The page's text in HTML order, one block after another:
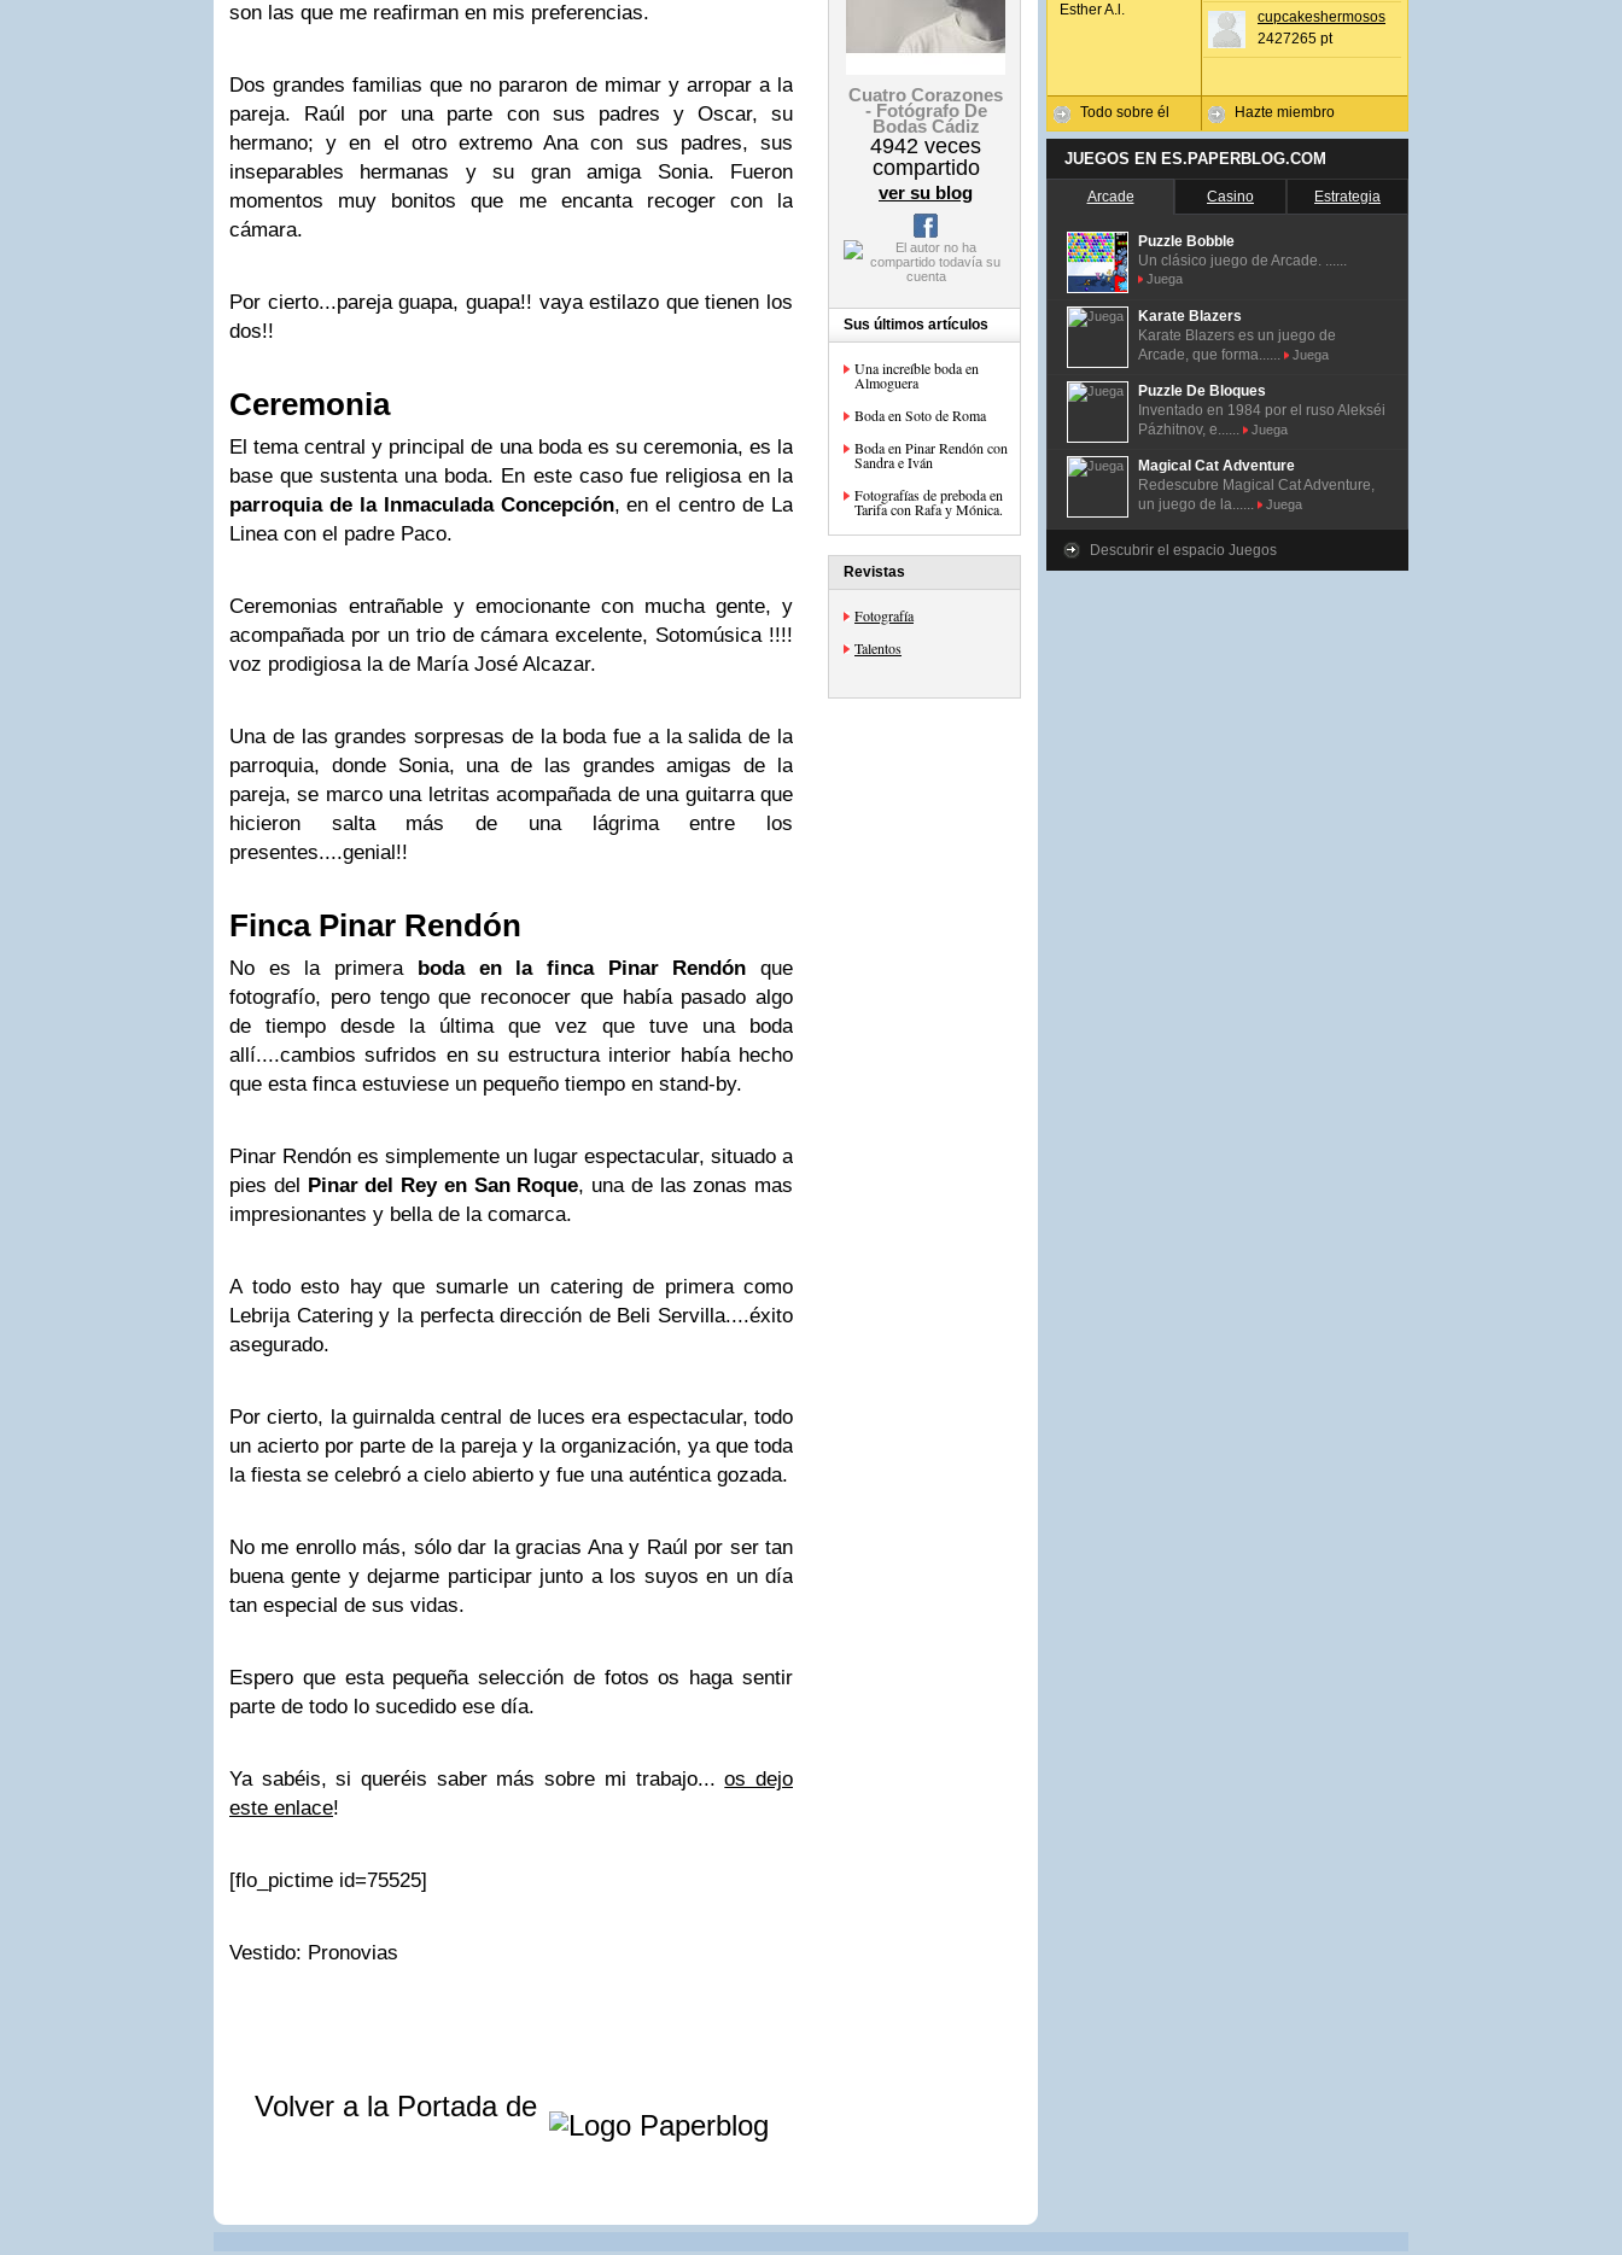
son las que me reafirman en mis preferencias.
Dos grandes familias que no pararon de mimar y arropar a la
pareja. Raúl por una parte con sus padres y Oscar, su
hermano; y en el otro extremo Ana con sus padres, sus
inseparables hermanas y su gran amiga Sonia. Fueron
momentos muy bonitos que me encanta recoger con la
cámara.
Por cierto...pareja guapa, guapa!! vaya estilazo que tienen los
dos!!
Ceremonia
El tema central y principal de una boda es su ceremonia, es la
base que sustenta una boda. En este caso fue religiosa en la
parroquia de la Inmaculada Concepción, en el centro de La
Linea con el padre Paco.
Ceremonias entrañable y emocionante con mucha gente, y
acompañada por un trio de cámara excelente, Sotomúsica !!!!
voz prodigiosa la de María José Alcazar.
Una de las grandes sorpresas de la boda fue a la salida de la
parroquia, donde Sonia, una de las grandes amigas de la
pareja, se marco una letritas acompañada de una guitarra que
hicieron salta más de una lágrima entre los
presentes....genial!!
Finca Pinar Rendón
No es la primera boda en la finca Pinar Rendón que
fotografío, pero tengo que reconocer que había pasado algo
de tiempo desde la última que vez que tuve una boda
allí....cambios sufridos en su estructura interior había hecho
que esta finca estuviese un pequeño tiempo en stand-by.
Pinar Rendón es simplemente un lugar espectacular, situado a
pies del Pinar del Rey en San Roque, una de las zonas mas
impresionantes y bella de la comarca.
A todo esto hay que sumarle un catering de primera como
Lebrija Catering y la perfecta dirección de Beli Servilla....éxito
asegurado.
Por cierto, la guirnalda central de luces era espectacular, todo
un acierto por parte de la pareja y la organización, ya que toda
la fiesta se celebró a cielo abierto y fue una auténtica gozada.
No me enrollo más, sólo dar la gracias Ana y Raúl por ser tan
buena gente y dejarme participar junto a los suyos en un día
tan especial de sus vidas.
Espero que esta pequeña selección de fotos os haga sentir
parte de todo lo sucedido ese día.
Ya sabéis, si queréis saber más sobre mi trabajo...os dejo
este enlace!
[flo_pictime id=75525]
Vestido: Pronovias
Volver a la Portada de
Cuatro Corazones
- Fotógrafo De
Bodas Cádiz
4942 veces
compartido
ver su blog
Sus últimos artículos
Una increíble boda en
Almoguera
Boda en Soto de Roma
Boda en Pinar Rendón con
Sandra e Iván
Fotografías de preboda en
Tarifa con Rafa y Mónica.
Revistas
Fotografía
Talentos
Esther A.l.
Todo sobre él
cupcakeshermosos
2427265 pt
Hazte miembro
JUEGOS EN ES.PAPERBLOG.COM
Arcade Casino Estrategia
Puzzle Bobble
Un clásico juego de Arcade. ......
Juega
Karate Blazers
Karate Blazers es un juego de
Arcade, que forma......
Juega
Puzzle De Bloques
Inventado en 1984 por el ruso Alekséi
Pázhitnov, e......
Juega
Magical Cat Adventure
Redescubre Magical Cat Adventure,
un juego de la......
Juega
Descubrir el espacio Juegos